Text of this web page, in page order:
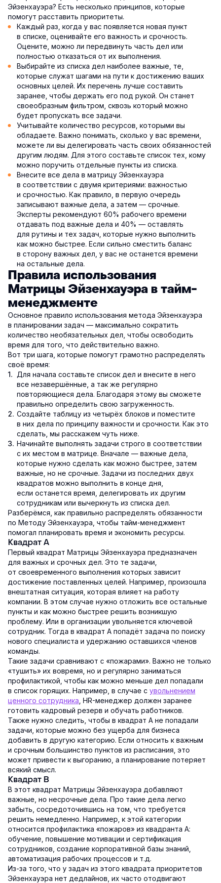
Эйзенхауэра? Есть несколько принципов, которые
помогут расставить приоритеты.
Каждый раз, когда у вас появляется новая пункт
в списке, оценивайте его важность и срочность.
Оцените, можно ли передвинуть часть дел или
полностью отказаться от их выполнения.
Выбирайте из списка дел наиболее важные, те,
которые служат шагами на пути к достижению ваших
основных целей. Их перечень лучше составить
заранее, чтобы держать его под рукой. Он станет
своеобразным фильтром, сквозь который можно
будет пропускать все задачи.
Учитывайте количество ресурсов, которыми вы
обладаете. Важно понимать, сколько у вас времени,
можете ли вы делегировать часть своих обязанностей
другим людям. Для этого составьте список тех, кому
можно поручить отдельные пункты из списка.
Внесите все дела в матрицу Эйзенхауэра
в соответствии с двумя критериями: важностью
и срочностью. Как правило, в первую очередь
записывают важные дела, а затем — срочные.
Эксперты рекомендуют 60% рабочего времени
отдавать под важные дела и 40% — оставлять
для рутины и тех задач, которые нужно выполнить
как можно быстрее. Если сильно сместить баланс
в сторону важных дел, у вас не останется времени
на остальные дела.
Правила использования
Матрицы Эйзенхауэра в тайм-
менеджменте
Основное правило использования метода Эйзенхауэра
в планировании задач — максимально сократить
количество необязательных дел, чтобы освободить
время для того, что действительно важно.
Вот три шага, которые помогут грамотно распределять
своё время:
Для начала составьте список дел и внесите в него
все незавершённые, а так же регулярно
повторяющиеся дела. Благодаря этому вы сможете
правильно определить свою загруженность.
Создайте таблицу из четырёх блоков и поместите
в них дела по принципу важности и срочности. Как это
сделать, мы расскажем чуть ниже.
Начинайте выполнять задачи строго в соответствии
с их местом в матрице. Вначале — важные дела,
которые нужно сделать как можно быстрее, затем
важные, но не срочные. Задачи из последних двух
квадратов можно выполнить в конце дня,
если останется время, делегировать их другим
сотрудникам или вычеркнуть из списка дел.
Разберёмся, как правильно распределять обязанности
по Методу Эйзенхауэра, чтобы тайм-менеджмент
помогал планировать время и экономить ресурсы.
Квадрат А
Первый квадрат Матрицы Эйзенхауэра предназначен
для важных и срочных дел. Это те задачи,
от своевременного выполнения которых зависит
достижение поставленных целей. Например, произошла
внештатная ситуация, которая влияет на работу
компании. В этом случае нужно отложить все остальные
пункты и как можно быстрее решить возникшую
проблему. Или в организации увольняется ключевой
сотрудник. Тогда в квадрат А попадёт задача по поиску
нового специалиста и удержанию оставшихся членов
команды.
Такие задачи сравнивают с «пожарами». Важно не только
«тушить» их вовремя, но и регулярно заниматься
профилактикой, чтобы как можно меньше дел попадали
в список горящих. Например, в случае с увольнением
ценного сотрудника , HR-менеджер должен заранее
готовить кадровый резерв и обучать работников.
Также нужно следить, чтобы в квадрат А не попадали
задачи, которые можно без ущерба для бизнеса
добавить в другую категорию. Если относить к важным
и срочным большинство пунктов из расписания, это
может привести к выгоранию, а планирование потеряет
всякий смысл.
Квадрат B
В этот квадрат Матрицы Эйзенхауэра добавляют
важные, но несрочные дела. Про такие дела легко
забыть, сосредоточившись на том, что требуется
решить немедленно. Например, к этой категории
относится профилактика «пожаров» из квадранта А:
обучение, повышение мотивации и сертификация
сотрудников, создание корпоративной базы знаний,
автоматизация рабочих процессов и т.д.
Из-за того, что у задач из этого квадрата приоритетов
Эйзенхауэра нет дедлайнов, их часто отодвигают